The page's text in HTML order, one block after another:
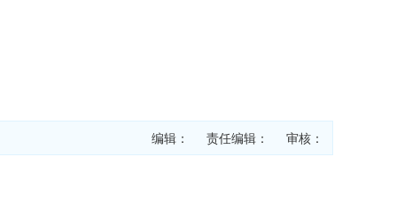
编辑： 责任编辑： 审核：